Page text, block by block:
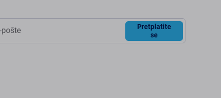
Pretplatite
se